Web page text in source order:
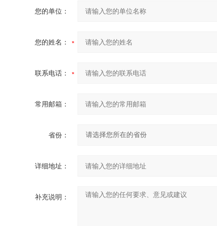
您的单位：
您的姓名：
联系电话：
常用邮箱：
省份：
详细地址：
补充说明：